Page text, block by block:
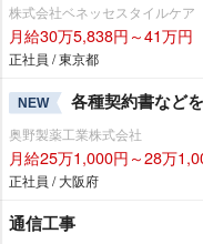
株式会社ベネッセスタイルケア
月給30万5,838円～41万円
正社員 / 東京都
NEW 各種契約書など
奥野製薬工業株式会社
月給25万1,000円～28万
正社員 / 大阪府
通信工事